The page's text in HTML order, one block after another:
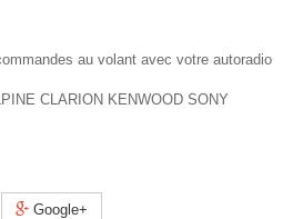
au volant avec votre autoradio
CLARION KENWOOD SONY
Google+